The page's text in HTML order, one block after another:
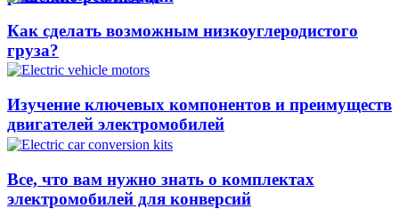
Как сделать возможным низкоуглеродистого
груза?
Изучение ключевых компонентов и преимуществ
двигателей электромобилей
Все, что вам нужно знать о комплектах
электромобилей для конверсий